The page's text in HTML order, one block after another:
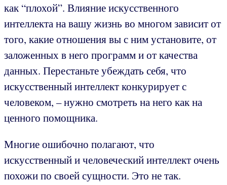
как “плохой”. Влияние искусственного
интеллекта на вашу жизнь во многом зависит от
того, какие отношения вы с ним установите, от
заложенных в него программ и от качества
данных. Перестаньте убеждать себя, что
искусственный интеллект конкурирует с
человеком, – нужно смотреть на него как на
ценного помощника.
Многие ошибочно полагают, что
искусственный и человеческий интеллект очень
похожи по своей сущности. Это не так.